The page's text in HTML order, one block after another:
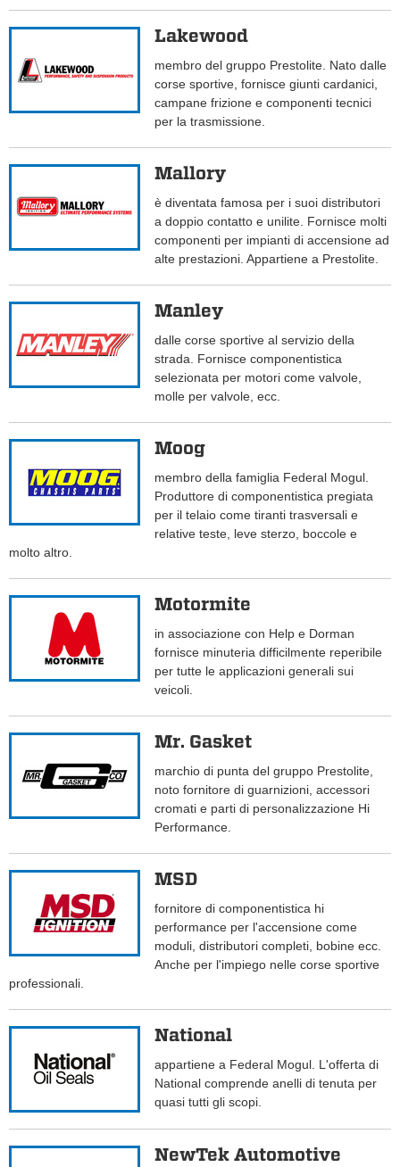
Lakewood
membro del gruppo Prestolite. Nato dalle
corse sportive, fornisce giunti cardanici,
campane frizione e componenti tecnici
per la trasmissione.
Mallory
è diventata famosa per i suoi distributori
a doppio contatto e unilite. Fornisce molti
componenti per impianti di accensione ad
alte prestazioni. Appartiene a Prestolite.
Manley
dalle corse sportive al servizio della
strada. Fornisce componentistica
selezionata per motori come valvole,
molle per valvole, ecc.
Moog
membro della famiglia Federal Mogul.
Produttore di componentistica pregiata
per il telaio come tiranti trasversali e
relative teste, leve sterzo, boccole e
molto altro.
Motormite
in associazione con Help e Dorman
fornisce minuteria difficilmente reperibile
per tutte le applicazioni generali sui
veicoli.
Mr. Gasket
marchio di punta del gruppo Prestolite,
noto fornitore di guarnizioni, accessori
cromati e parti di personalizzazione Hi
Performance.
MSD
fornitore di componentistica hi
performance per l'accensione come
moduli, distributori completi, bobine ecc.
Anche per l'impiego nelle corse sportive
professionali.
National
appartiene a Federal Mogul. L'offerta di
National comprende anelli di tenuta per
quasi tutti gli scopi.
NewTek Automotive